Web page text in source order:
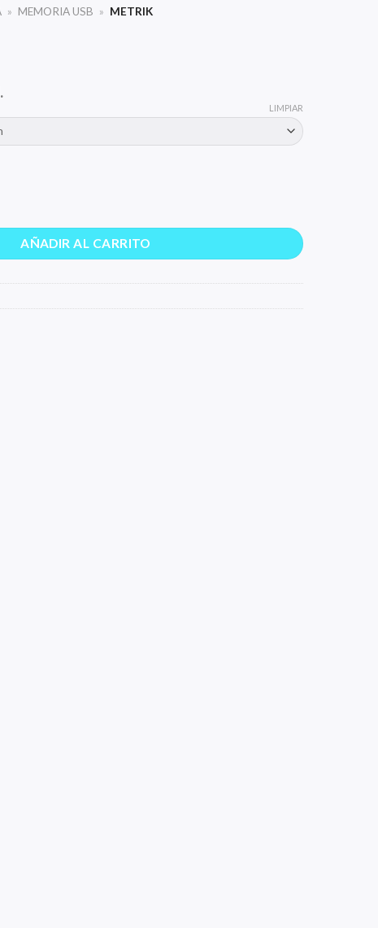
» MEMORIA USB » METRIK
LIMPIAR
AÑADIR AL CARRITO